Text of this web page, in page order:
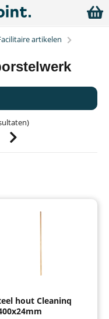
artikelen
hout Cleaninq